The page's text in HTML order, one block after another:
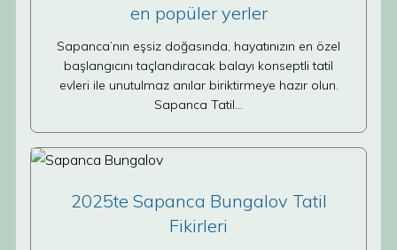
en popüler yerler
Sapanca’nın eşsiz doğasında, hayatınızın en özel
başlangıcını taçlandıracak balayı konseptli tatil
evleri ile unutulmaz anılar biriktirmeye hazır olun.
Sapanca Tatil…
2025te Sapanca Bungalov Tatil
Fikirleri